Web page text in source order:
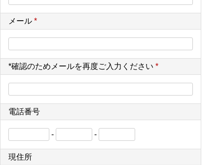
メール *
*確認のためメールを再度ご入力ください *
電話番号
- -
現住所